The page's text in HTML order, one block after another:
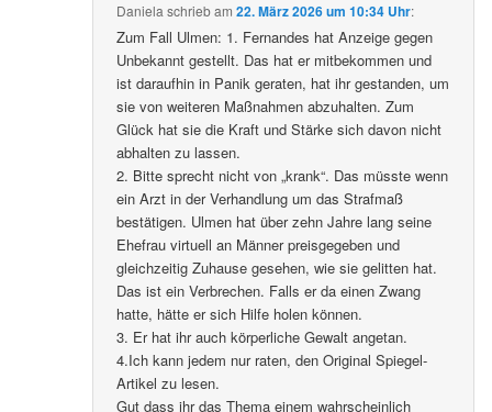
Daniela schriebam22. März 2026 um 10:34 Uhr:
Zum Fall Ulmen: 1. Fernandes hat Anzeige gegen
Unbekannt gestellt. Das hat er mitbekommen und
ist daraufhin in Panik geraten, hat ihr gestanden, um
sie von weiteren Maßnahmen abzuhalten. Zum
Glück hat sie die Kraft und Stärke sich davon nicht
abhalten zu lassen.
2. Bitte sprecht nicht von „krank“. Das müsste wenn
ein Arzt in der Verhandlung um das Strafmaß
bestätigen. Ulmen hat über zehn Jahre lang seine
Ehefrau virtuell an Männer preisgegeben und
gleichzeitig Zuhause gesehen, wie sie gelitten hat.
Das ist ein Verbrechen. Falls er da einen Zwang
hatte, hätte er sich Hilfe holen können.
3. Er hat ihr auch körperliche Gewalt angetan.
4.Ich kann jedem nur raten, den Original Spiegel-
Artikel zu lesen.
Gut dass ihr das Thema einem wahrscheinlich